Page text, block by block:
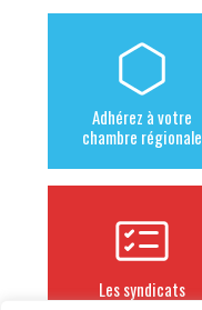
Adhérez à votre
chambre régionale
Les syndicats